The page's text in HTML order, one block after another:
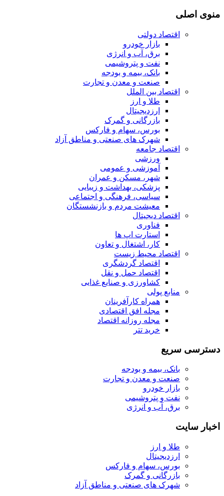
منوی اصلی
اقتصاد دولتی
بازار خودرو
برق، آب و انرژی
نفت و پتروشیمی
بانک، بیمه و بودجه
صنعت و معدن و تجارت
اقتصاد بین الملل
طلا و ارز
ارزدیجیتال
بازرگانی و گمرک
بورس، سهام و فارکس
شهرک های صنعتی و مناطق آزاد
اقتصاد جامعه
ورزشی
آموزشی و عمومی
شهر، مسکن و عمران
پزشکی، بهداشت و زیبایی
سیاسی، فرهنگی و اجتماعی
معیشت مردم و بازنشستگان
اقتصاد دیجیتال
فناوری
استارت اپ ها
کار، اشتغال و تعاون
اقتصاد محیط زیست
اقتصاد گردشگری
اقتصاد حمل و نقل
کشاورزی و صنایع غذایی
منابع پولی
همراه کارآفرینان
مجله افق اقتصادی
مجله روزانه اقتصاد
خرید تتر
دسترسی سریع
بانک، بیمه و بودجه
صنعت و معدن و تجارت
بازار خودرو
نفت و پتروشیمی
برق، آب و انرژی
اخبار سایت
طلا و ارز
ارزدیجیتال
بورس، سهام و فارکس
بازرگانی و گمرک
شهرک های صنعتی و مناطق آزاد